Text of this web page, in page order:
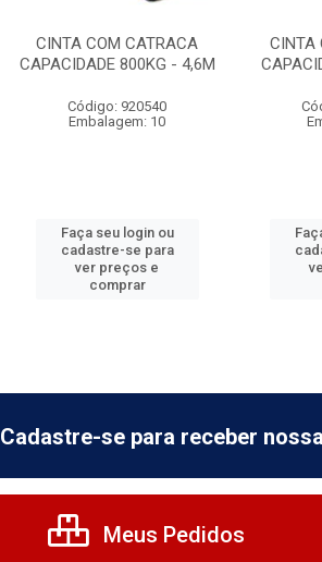
CINTA COM CATRACA
CAPACIDADE 800KG - 4,6M
Código: 920540
Embalagem: 10
Faça seu login ou
cadastre-se para
ver preços e
comprar
CINTA
Cadastre-se para receber
Meus Pedidos